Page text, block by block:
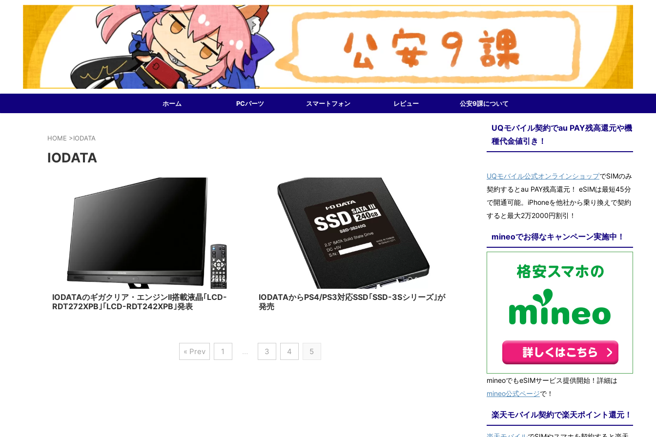
ホーム PCパーツ スマートフォン レビュー 公安9課について
HOME >IODATA
IODATA
2015/12/3
IODATAのギガクリア・エンジンII搭載液晶｢LCD-
RDT272XPB｣｢LCD-RDT242XPB｣発表
2015/10/10
IODATAからPS4/PS3対応SSD｢SSD-3Sシリーズ｣が
発売
« Prev 1 … 3 4 5
UQモバイル契約でau PAY残高還元や機
種代金値引き！
UQモバイル公式オンラインショップでSIMのみ
契約するとau PAY残高還元！ eSIMは最短45分
で開通可能。iPhoneを他社から乗り換えで契約
すると最大2万2000円割引！
mineoでお得なキャンペーン実施中！
mineoでもeSIMサービス提供開始！詳細は
mineo公式ページで！
楽天モバイル契約で楽天ポイント還元！